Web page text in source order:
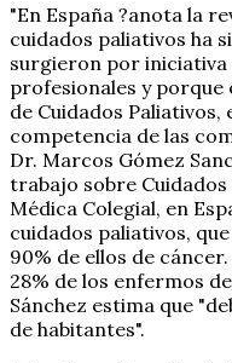
"En España ?anota la
cuidados paliativos ha
surgieron por iniciativa
profesionales y porque
de Cuidados Paliativos,
competencia de las
Dr. Marcos Gómez
trabajo sobre
Médica Colegial, en
cuidados paliativos,
90% de ellos de
28% de los enfermos
Sánchez estima que
de habitantes".